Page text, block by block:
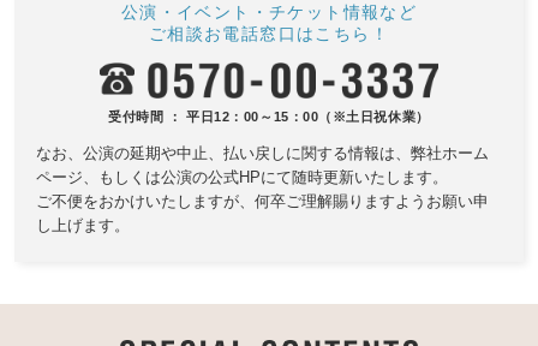
公演・イベント・チケット情報など
ご相談お電話窓口はこちら！
受付時間 ： 平日12：00～15：00（※土日祝休業）
なお、公演の延期や中止、払い戻しに関する情報は、 弊社ホーム
ページ、もしくは公演の公式HPにて随時更新いたします。
ご不便をおかけいたしますが、何卒ご理解賜りますようお願い申
し上げます。